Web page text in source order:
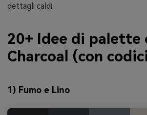
dettagli caldi.
20+ Idee di palette
Charcoal (con
1) Fumo e Lino